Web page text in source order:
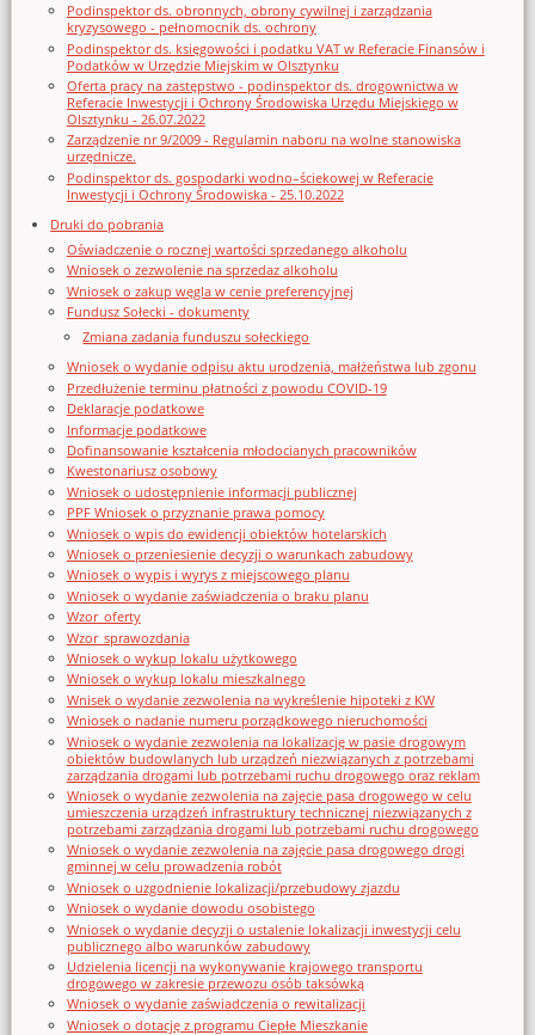
Podinspektor ds. obronnych, obrony cywilnej i zarządzania
kryzysowego - pełnomocnik ds. ochrony
Podinspektor ds. księgowości i podatku VAT w Referacie Finansów i
Podatków w Urzędzie Miejskim w Olsztynku
Oferta pracy na zastępstwo - podinspektor ds. drogownictwa w
Referacie Inwestycji i Ochrony Środowiska Urzędu Miejskiego w
Olsztynku - 26.07.2022
Zarządzenie nr 9/2009 - Regulamin naboru na wolne stanowiska
urzędnicze.
Podinspektor ds. gospodarki wodno–ściekowej w Referacie
Inwestycji i Ochrony Środowiska - 25.10.2022
Druki do pobrania
Oświadczenie o rocznej wartości sprzedanego alkoholu
Wniosek o zezwolenie na sprzedaz alkoholu
Wniosek o zakup węgla w cenie preferencyjnej
Fundusz Sołecki - dokumenty
Zmiana zadania funduszu sołeckiego
Wniosek o wydanie odpisu aktu urodzenia, małżeństwa lub zgonu
Przedłużenie terminu płatności z powodu COVID-19
Deklaracje podatkowe
Informacje podatkowe
Dofinansowanie kształcenia młodocianych pracowników
Kwestonariusz osobowy
Wniosek o udostępnienie informacji publicznej
PPF Wniosek o przyznanie prawa pomocy
Wniosek o wpis do ewidencji obiektów hotelarskich
Wniosek o przeniesienie decyzji o warunkach zabudowy
Wniosek o wypis i wyrys z miejscowego planu
Wniosek o wydanie zaświadczenia o braku planu
Wzor_oferty
Wzor_sprawozdania
Wniosek o wykup lokalu użytkowego
Wniosek o wykup lokalu mieszkalnego
Wnisek o wydanie zezwolenia na wykreślenie hipoteki z KW
Wniosek o nadanie numeru porządkowego nieruchomości
Wniosek o wydanie zezwolenia na lokalizację w pasie drogowym
obiektów budowlanych lub urządzeń niezwiązanych z potrzebami
zarządzania drogami lub potrzebami ruchu drogowego oraz reklam
Wniosek o wydanie zezwolenia na zajęcie pasa drogowego w celu
umieszczenia urządzeń infrastruktury technicznej niezwiązanych z
potrzebami zarządzania drogami lub potrzebami ruchu drogowego
Wniosek o wydanie zezwolenia na zajęcie pasa drogowego drogi
gminnej w celu prowadzenia robót
Wniosek o uzgodnienie lokalizacji/przebudowy zjazdu
Wniosek o wydanie dowodu osobistego
Wniosek o wydanie decyzji o ustalenie lokalizacji inwestycji celu
publicznego albo warunków zabudowy
Udzielenia licencji na wykonywanie krajowego transportu
drogowego w zakresie przewozu osób taksówką
Wniosek o wydanie zaświadczenia o rewitalizacji
Wniosek o dotację z programu Ciepłe Mieszkanie